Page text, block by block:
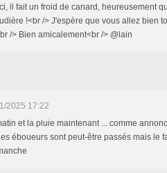
il fait un froid de canard, heureusement
!<br /> J'espère que vous allez bien
/> Bien amicalement<br /> @lain
2025 17:22
et la pluie maintenant ... comme
éboueurs sont peut-être passés mais le